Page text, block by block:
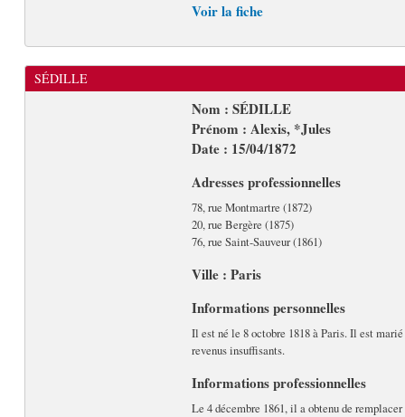
Voir la fiche
SÉDILLE
Nom : SÉDILLE
Prénom : Alexis, *Jules
Date : 15/04/1872
Adresses professionnelles
78, rue Montmartre (1872)
20, rue Bergère (1875)
76, rue Saint-Sauveur (1861)
Ville : Paris
Informations personnelles
Il est né le 8 octobre 1818 à Paris. Il est
revenus insuffisants.
Informations professionnelles
Le 4 décembre 1861, il a obtenu de